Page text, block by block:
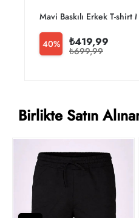
Mavi Baskılı Erkek T-shirt
40% ₺419,99
₺699,99
Birlikte Satın